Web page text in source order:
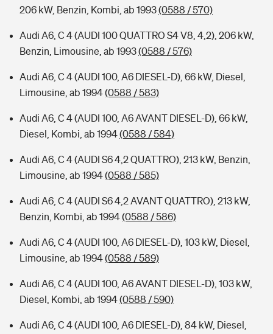
206 kW, Benzin, Kombi, ab 1993(0588 / 570)
Audi A6, C 4 (AUDI 100 QUATTRO S4 V8, 4,2), 206 kW,
Benzin, Limousine, ab 1993(0588 / 576)
Audi A6, C 4 (AUDI 100, A6 DIESEL-D), 66 kW, Diesel,
Limousine, ab 1994(0588 / 583)
Audi A6, C 4 (AUDI 100, A6 AVANT DIESEL-D), 66 kW,
Diesel, Kombi, ab 1994(0588 / 584)
Audi A6, C 4 (AUDI S6 4,2 QUATTRO), 213 kW, Benzin,
Limousine, ab 1994(0588 / 585)
Audi A6, C 4 (AUDI S6 4,2 AVANT QUATTRO), 213 kW,
Benzin, Kombi, ab 1994(0588 / 586)
Audi A6, C 4 (AUDI 100, A6 DIESEL-D), 103 kW, Diesel,
Limousine, ab 1994(0588 / 589)
Audi A6, C 4 (AUDI 100, A6 AVANT DIESEL-D), 103 kW,
Diesel, Kombi, ab 1994(0588 / 590)
Audi A6, C 4 (AUDI 100, A6 DIESEL-D), 84 kW, Diesel,